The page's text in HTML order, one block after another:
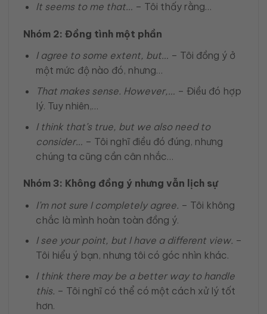
It seems to me that… – Tôi thấy rằng…
Nhóm 2: Đồng tình một phần
I agree to some extent, but… – Tôi đồng ý ở
một mức độ nào đó, nhưng…
That makes sense. However,… – Điều đó hợp
lý. Tuy nhiên,…
I think that’s true, but we also need to
consider… – Tôi nghĩ điều đó đúng, nhưng
chúng ta cũng cần cân nhắc…
Nhóm 3: Không đồng ý nhưng vẫn lịch sự
I’m not sure I completely agree. – Tôi không
chắc là mình hoàn toàn đồng ý.
I see your point, but I have a different view. –
Tôi hiểu ý bạn, nhưng tôi có góc nhìn khác.
I think there may be a better way to handle
this. – Tôi nghĩ có thể có một cách xử lý tốt
hơn.